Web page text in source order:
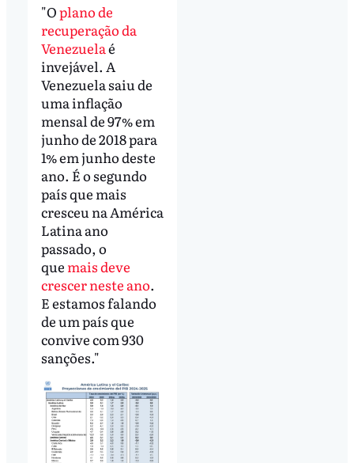
"Oplano de
recuperação da
Venezuelaé
invejável. A
Venezuela saiu de
uma inflação
mensal de 97% em
junho de 2018 para
1% em junho deste
ano. É o segundo
país que mais
cresceu na América
Latina ano
passado, o
que mais deve
crescer neste ano.
E estamos falando
de um país que
convive com 930
sanções."